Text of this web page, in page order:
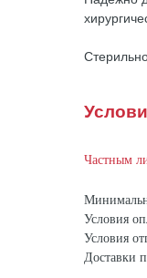
Частным
Условия
Условия
Доставки